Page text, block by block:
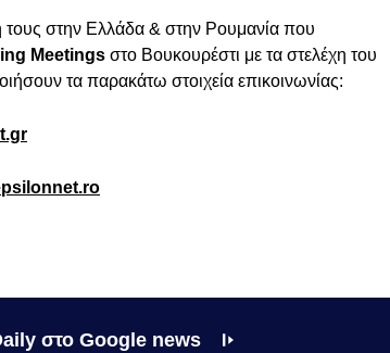
τους στην Ελλάδα & στην Ρουμανία που
Meetings στο Βουκουρέστι με τα στελέχη του
τα παρακάτω στοιχεία επικοινωνίας:
στο Google news